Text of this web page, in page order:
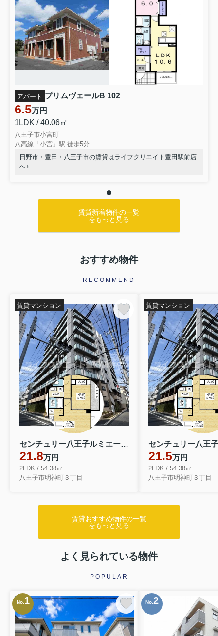
アパート プリムヴェールB 102
6.5万円
1LDK / 40.06㎡
八王子市小宮町
八高線「小宮」駅 徒歩5分
日野市・豊田・八王子市の賃貸はライフクリエイト豊田駅前店
へ♪
賃貸新着物件の一覧
をもっと見る
おすすめ物件
RECOMMEND
センチュリー八王子ルミエール 1104
21.8万円
2LDK / 54.38㎡
八王子市明神町３丁目
賃貸マンション
21.5万円
2LDK / 54.38㎡
八王子市明神町３丁目
賃貸マンション
賃貸おすすめ物件の一覧
をもっと見る
よく見られている物件
POPULAR
No. 1 No. 2